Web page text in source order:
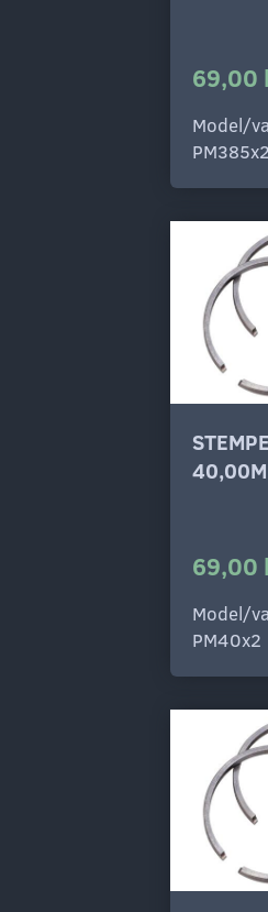
69,00
Model/
69,00
Model/
PM40x2